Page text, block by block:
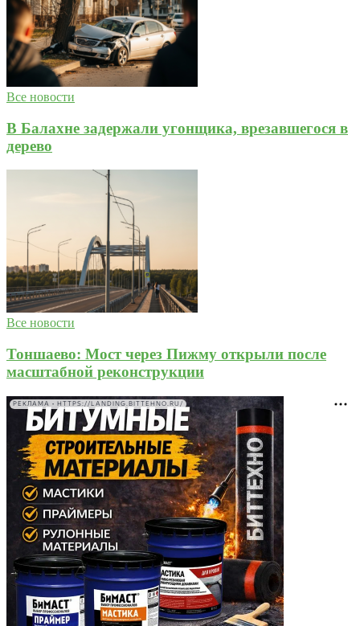
Все новости
В Балахне задержали угонщика, врезавшегося в
дерево
Все новости
Тоншаево: Мост через Пижму открыли после
масштабной реконструкции
РЕКЛАМА • HTTPS://LANDING.BITTEHNO.RU/